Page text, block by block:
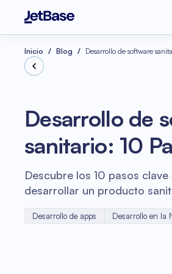
Industrias
Servicios
Tecnologías
Inicio Blog Desarrollo de software
Desarrollo de
sanitario: 10
Descubre los 10 pasos
desarrollar un producto
Desarrollo de apps Desarrollo en la